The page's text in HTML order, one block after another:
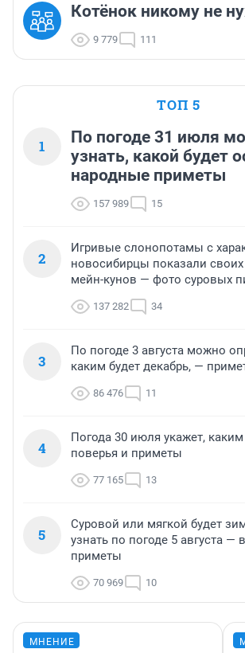
Котёнок никому не
9 779 111
ТОП 5
1
По погоде 31 июля
узнать, какой будет
народные приметы
157 989 15
2
Игривые слонопотамы с
новосибирцы показали
мейн-кунов — фото суровых
137 282 34
3
По погоде 3 августа можно
каким будет декабрь, —
86 476 11
4
Погода 30 июля укажет,
поверья и приметы
77 165 13
5
Суровой или мягкой будет
узнать по погоде 5 августа —
приметы
70 969 10
МНЕНИЕ